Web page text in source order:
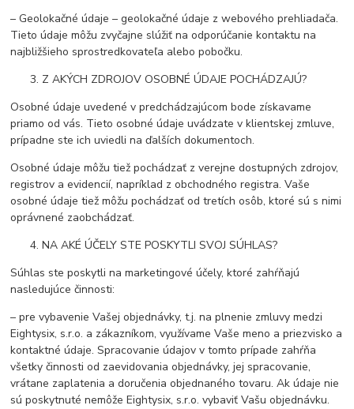
– Geolokačné údaje – geolokačné údaje z webového prehliadača.
Tieto údaje môžu zvyčajne slúžiť na odporúčanie kontaktu na
najbližšieho sprostredkovateľa alebo pobočku.
Z AKÝCH ZDROJOV OSOBNÉ ÚDAJE POCHÁDZAJÚ?
Osobné údaje uvedené v predchádzajúcom bode získavame
priamo od vás. Tieto osobné údaje uvádzate v klientskej zmluve,
prípadne ste ich uviedli na ďalších dokumentoch.
Osobné údaje môžu tiež pochádzať z verejne dostupných zdrojov,
registrov a evidencií, napríklad z obchodného registra. Vaše
osobné údaje tiež môžu pochádzať od tretích osôb, ktoré sú s nimi
oprávnené zaobchádzať.
NA AKÉ ÚČELY STE POSKYTLI SVOJ SÚHLAS?
Súhlas ste poskytli na marketingové účely, ktoré zahŕňajú
nasledujúce činnosti:
– pre vybavenie Vašej objednávky, t.j. na plnenie zmluvy medzi
Eightysix, s.r.o. a zákazníkom, využívame Vaše meno a priezvisko a
kontaktné údaje. Spracovanie údajov v tomto prípade zahŕňa
všetky činnosti od zaevidovania objednávky, jej spracovanie,
vrátane zaplatenia a doručenia objednaného tovaru. Ak údaje nie
sú poskytnuté nemôže Eightysix, s.r.o. vybaviť Vašu objednávku.